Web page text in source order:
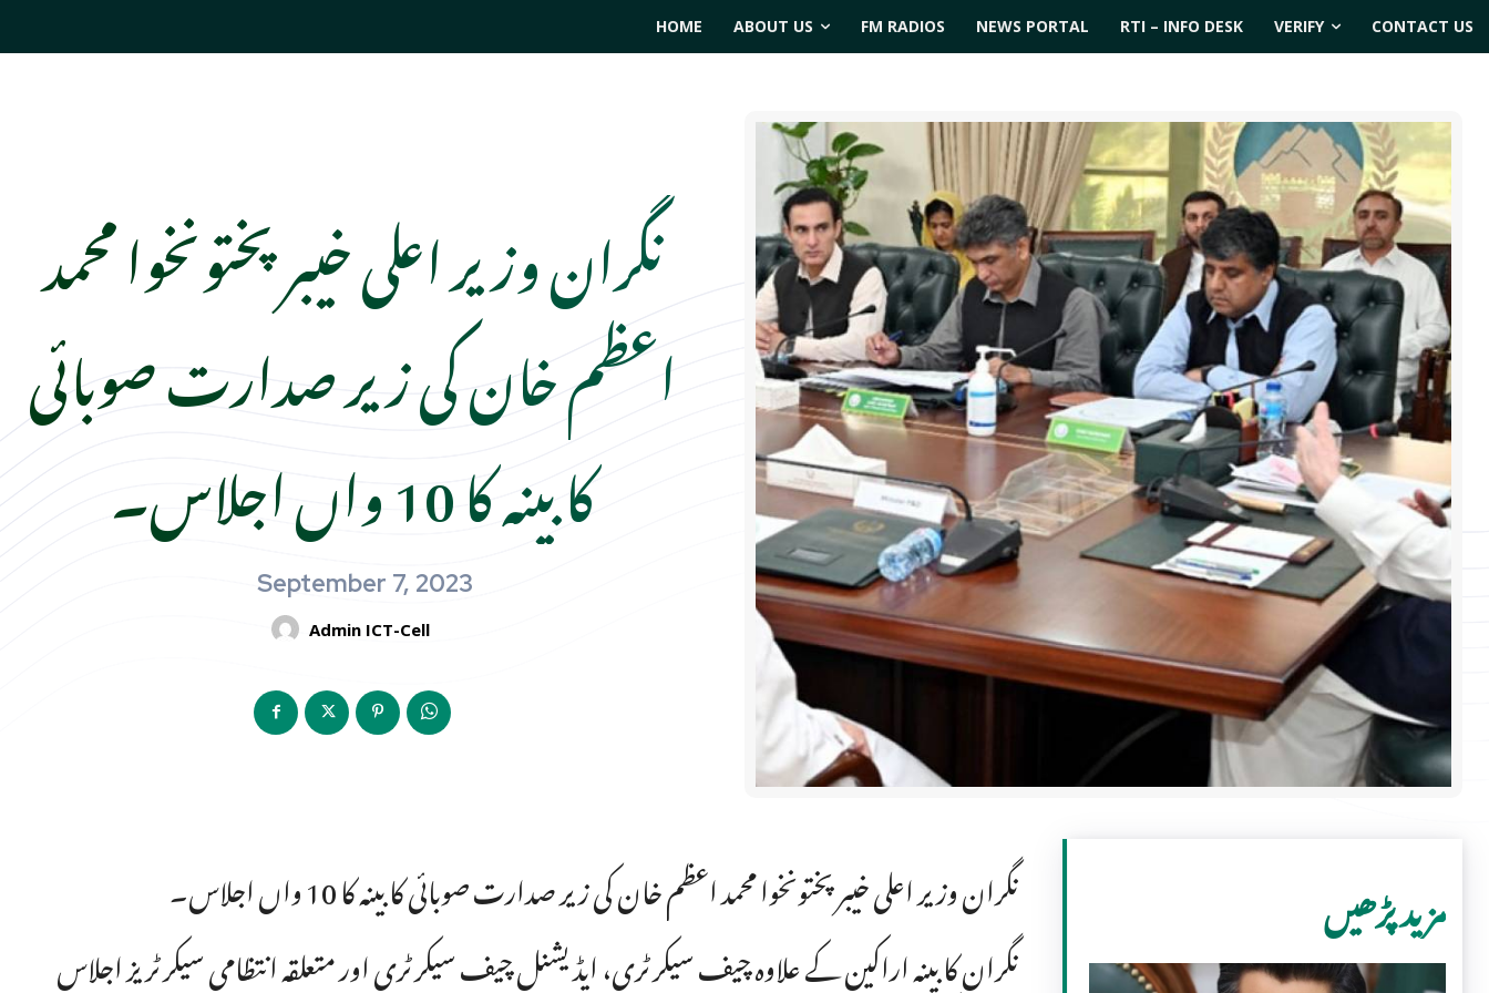
HOME ABOUT US FM RADIOS NEWS PORTAL RTI – INFO DESK VERIFY CONTACT US
نگران وزیر اعلی خیبر پختونخوا محمد
اعظم خان کی زیر صدارت صوبائی
کابینہ کا 10 واں اجلاس۔
September 7, 2023
Admin ICT-Cell
نگران وزیر اعلی خیبر پختونخوا محمد اعظم خان کی زیر صدارت صوبائی کابینہ کا 10 واں اجلاس۔
نگران کابینہ اراکین کے علاوہ چیف سیکرٹری، ایڈیشنل چیف سیکرٹری اور متعلقہ انتظامی سیکرٹریز اجلاس
مزید پڑھیں